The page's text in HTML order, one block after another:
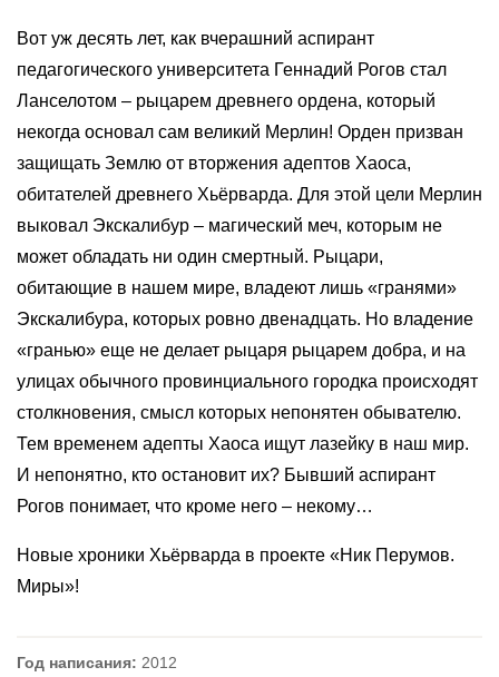
Вот уж десять лет, как вчерашний аспирант
педагогического университета Геннадий Рогов стал
Ланселотом – рыцарем древнего ордена, который
некогда основал сам великий Мерлин! Орден призван
защищать Землю от вторжения адептов Хаоса,
обитателей древнего Хьёрварда. Для этой цели Мерлин
выковал Экскалибур – магический меч, которым не
может обладать ни один смертный. Рыцари,
обитающие в нашем мире, владеют лишь «гранями»
Экскалибура, которых ровно двенадцать. Но владение
«гранью» еще не делает рыцаря рыцарем добра, и на
улицах обычного провинциального городка происходят
столкновения, смысл которых непонятен обывателю.
Тем временем адепты Хаоса ищут лазейку в наш мир.
И непонятно, кто остановит их? Бывший аспирант
Рогов понимает, что кроме него – некому…
Новые хроники Хьёрварда в проекте «Ник Перумов.
Миры»!
Год написания: 2012